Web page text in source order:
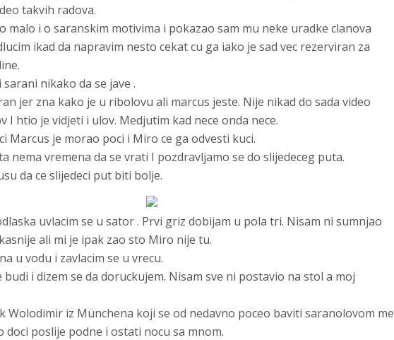
takvih radova.
malo i o saranskim motivima i pokazao sam mu neke uradke clanova
ikad da napravim nesto cekat cu ga iako je sad vec rezerviran za
nikako da se jave .
jer zna kako je u ribolovu ali marcus jeste. Nije nikad do sada video
I htio je vidjeti i ulov. Medjutim kad nece onda nece.
Marcus je morao poci i Miro ce ga odvesti kuci.
nema vremena da se vrati I pozdravljamo se do slijedeceg puta.
da ce slijedeci put biti bolje.
uvlacim se u sator . Prvi griz dobijam u pola tri. Nisam ni sumnjao
ali mi je ipak zao sto Miro nije tu.
u vodu i zavlacim se u vrecu.
budi i dizem se da doruckujem. Nisam sve ni postavio na stol a moj
Wolodimir iz Münchena koji se od nedavno poceo baviti saranolovom me
doci poslije podne i ostati nocu sa mnom.